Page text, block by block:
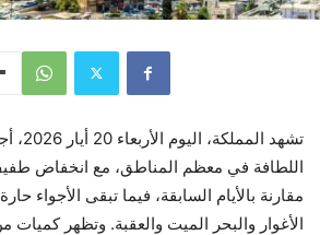
تشهد
اللطافة في معظم المناطق، مع انخفاض
مقارنة بالأيام السابقة، فيما تبقى الأجواء
الأغوار والبحر الميت والعقبة. وتظهر كميات